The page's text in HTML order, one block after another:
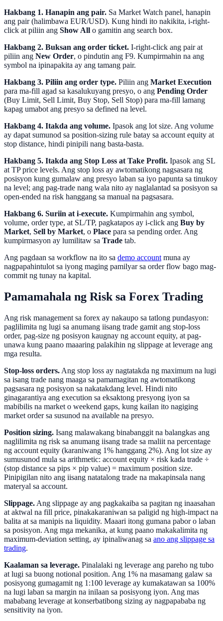
Hakbang 1. Hanapin ang pair. Sa Market Watch panel, hanapin
ang pair (halimbawa EUR/USD). Kung hindi ito nakikita, i-right-
click at piliin ang Show All o gamitin ang search box.
Hakbang 2. Buksan ang order ticket. I-right-click ang pair at
piliin ang New Order, o pindutin ang F9. Kumpirmahin na ang
symbol na ipinapakita ay ang tamang pair.
Hakbang 3. Piliin ang order type. Piliin ang Market Execution
para ma-fill agad sa kasalukuyang presyo, o ang Pending Order
(Buy Limit, Sell Limit, Buy Stop, Sell Stop) para ma-fill lamang
kapag umabot ang presyo sa defined na level.
Hakbang 4. Itakda ang volume. Ipasok ang lot size. Ang volume
ay dapat sumunod sa position-sizing rule batay sa account equity at
stop distance, hindi pinipili nang basta-basta.
Hakbang 5. Itakda ang Stop Loss at Take Profit. Ipasok ang SL
at TP price levels. Ang stop loss ay awtomatikong nagsasara ng
posisyon kung gumalaw ang presyo laban sa iyo papunta sa tinukoy
na level; ang pag-trade nang wala nito ay naglalantad sa posisyon sa
open-ended na risk hanggang sa manual na pagsasara.
Hakbang 6. Suriin at i-execute. Kumpirmahin ang symbol,
volume, order type, at SL/TP, pagkatapos ay i-click ang Buy by
Market, Sell by Market, o Place para sa pending order. Ang
kumpirmasyon ay lumilitaw sa Trade tab.
Ang pagdaan sa workflow na ito sa demo account muna ay
nagpapahintulot sa iyong maging pamilyar sa order flow bago mag-
commit ng tunay na kapital.
Pamamahala ng Risk sa Forex Trading
Ang risk management sa forex ay nakaupo sa tatlong pundasyon:
paglilimita ng lugi sa anumang iisang trade gamit ang stop-loss
order, pag-size ng posisyon kaugnay ng account equity, at pag-
unawa kung paano maaaring palakihin ng slippage at leverage ang
mga resulta.
Stop-loss orders. Ang stop loss ay nagtatakda ng maximum na lugi
sa isang trade nang maaga sa pamamagitan ng awtomatikong
pagsasara ng posisyon sa nakatakdang level. Hindi nito
ginagarantiya ang execution sa eksaktong presyong iyon sa
mabibilis na market o weekend gaps, kung kailan ito nagiging
market order sa susunod na available na presyo.
Position sizing. Isang malawakang binabanggit na balangkas ang
naglilimita ng risk sa anumang iisang trade sa maliit na percentage
ng account equity (karaniwang 1% hanggang 2%). Ang lot size ay
sumusunod mula sa arithmetic: account equity × risk kada trade ÷
(stop distance sa pips × pip value) = maximum position size.
Pinipigilan nito ang iisang natatalong trade na makapinsala nang
materyal sa account.
Slippage. Ang slippage ay ang pagkakaiba sa pagitan ng inaasahan
at aktwal na fill price, pinakakaraniwan sa paligid ng high-impact na
balita at sa manipis na liquidity. Maaari itong gumana pabor o laban
sa posisyon. Ang mga mekanika, at kung paano makakalimita ng
maximum-deviation setting, ay ipinaliwanag sa ano ang slippage sa
trading.
Kaalaman sa leverage. Pinalalaki ng leverage ang pareho ng tubo
at lugi sa buong notional position. Ang 1% na masamang galaw sa
posisyong gumagamit ng 1:100 leverage ay kumakatawan sa 100%
na lugi laban sa margin na inilaan sa posisyong iyon. Ang mas
mababang leverage at konserbatibong sizing ay nagpapababa ng
sensitivity na iyon.